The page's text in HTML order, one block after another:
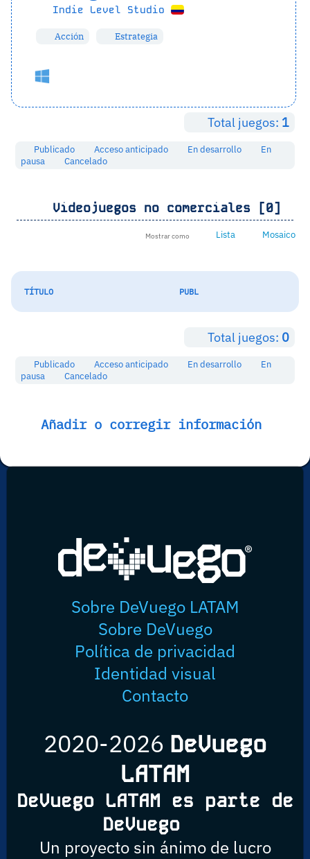
Indie Level Studio
Acción Estrategia
Total juegos: 1
Publicado Acceso anticipado En desarrollo
En
pausa
Cancelado
Videojuegos no comerciales [0]
Mostrar como Lista Mosaico
TÍTULO PUBL
Total juegos: 0
Publicado Acceso anticipado En desarrollo
En
pausa
Cancelado
Añadir o corregir información
Sobre DeVuego LATAM
Sobre DeVuego
Política de privacidad
Identidad visual
Contacto
2020-2026 DeVuego
LATAM
DeVuego LATAM es parte de
DeVuego
Un proyecto sin ánimo de lucro